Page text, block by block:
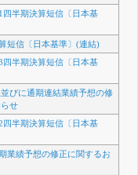
四半期決算短信〔日本基
短信〔日本基準〕(連結)
四半期決算短信〔日本基
びに通期連結業績予想の修
せ
四半期決算短信〔日本基
業績予想の修正に関するお